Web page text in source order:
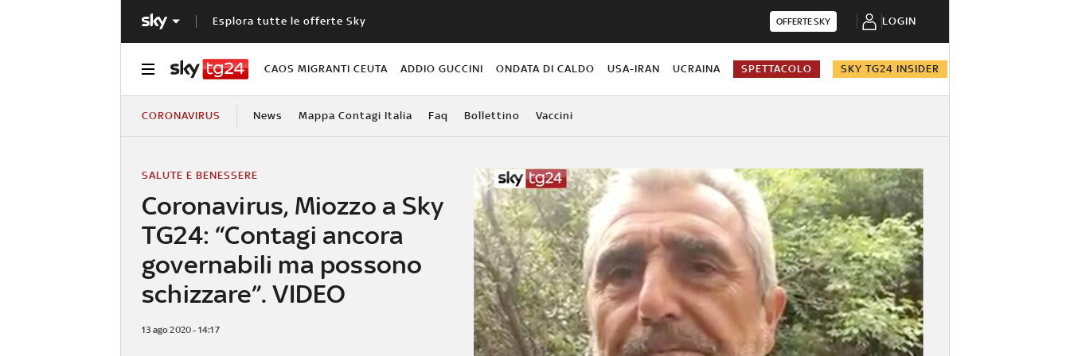
Esplora tutte le offerte Sky OFFERTE SKY LOGIN
CAOS MIGRANTI CEUTA ADDIO GUCCINI ONDATA DI CALDO USA-IRAN UCRAINA SPETTACOLO SKY TG24 INSIDER
CORONAVIRUS News Mappa Contagi Italia Faq Bollettino Vaccini
Coronavirus, Miozzo a Sky
TG24: “Contagi ancora
governabili ma possono
schizzare”. VIDEO
SALUTE E BENESSERE
13 ago 2020 - 14:17